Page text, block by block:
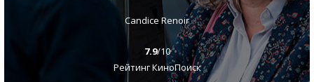
Candice Renoir
7.9/10
Рейтинг КиноПоиск